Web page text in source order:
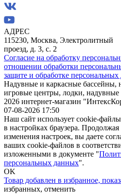
АДРЕС
115230, Москва, Электролитный
проезд, д. 3, с. 2
Согласие на обработку
отношении обработки
защите и обработке
Надувные и каркасные бассейны,
игровые центры, лодки, надувные
2026 интернет-магазин
07-08-2026 17:50
Наш сайт использует cookie-
в настройках браузера. Продолжая
изменения настроек, вы даете
ваших cookie-файлов в
изложенными в документе "
персональных данных".
OK
Товар добавлен в избранное,
избранных, отменить